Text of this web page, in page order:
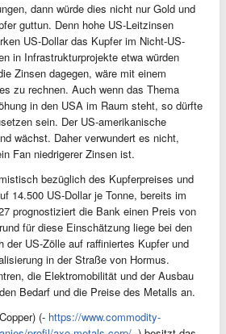
dann würde dies nicht nur Gold und
guttun. Denn hohe US-Leitzinsen
US-Dollar das Kupfer im Nicht-US-
in Infrastrukturprojekte etwa würden
Zinsen dagegen, wäre mit einem
zu rechnen. Auch wenn das Thema
in den USA im Raum steht, so dürfte
sein. Der US-amerikanische
wächst. Daher verwundert es nicht,
Fan niedrigerer Zinsen ist.
bezüglich des Kupferpreises und
14.500 US-Dollar je Tonne, bereits im
prognostiziert die Bank einen Preis von
für diese Einschätzung liege bei den
der US-Zölle auf raffiniertes Kupfer und
in der Straße von Hormus.
die Elektromobilität und der Ausbau
Bedarf und die Preise des Metalls an.
(- https://www.commodity-